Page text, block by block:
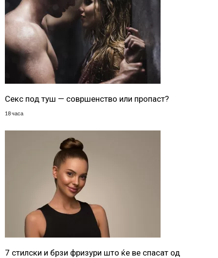
Секс под туш — совршенство или пропаст?
18 часа
7 стилски и брзи фризури што ќе ве спасат од